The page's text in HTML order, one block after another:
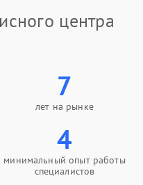
центра
7
лет на рынке
4
минимальный опыт работы
специалистов